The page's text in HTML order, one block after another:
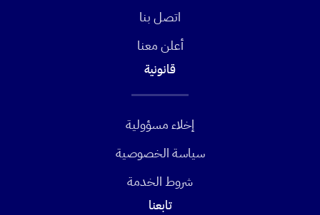
اتصل بنا
أعلن معنا
قانونية
إخلاء مسؤولية
سياسة الخصوصية
شروط الخدمة
تابعنا